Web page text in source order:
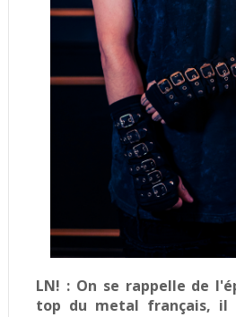
LN! : On se rappelle de
top du metal français,